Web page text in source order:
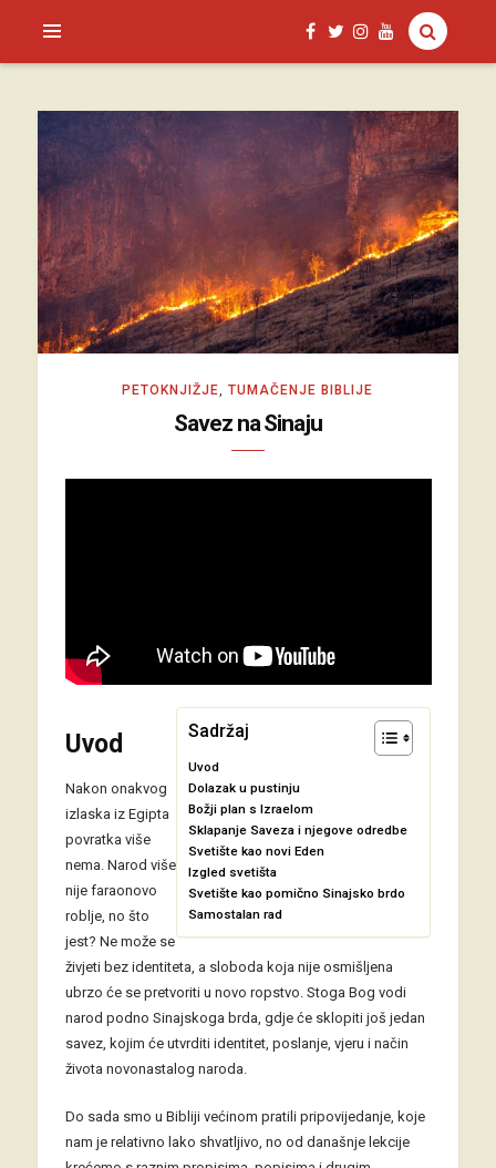
SAGUD.XYZ
PETOKNJIŽJE ,TUMAČENJE BIBLIJE
Savez na Sinaju
Sadržaj
Uvod
Dolazak u pustinju
Božji plan s Izraelom
Sklapanje Saveza i njegove odredbe
Svetište kao novi Eden
Izgled svetišta
Svetište kao pomično Sinajsko brdo
Samostalan rad
Uvod
Nakon onakvog
izlaska iz Egipta
povratka više
nema. Narod više
nije faraonovo
roblje, no što
jest? Ne može se
živjeti bez identiteta, a sloboda koja nije osmišljena
ubrzo će se pretvoriti u novo ropstvo. Stoga Bog vodi
narod podno Sinajskoga brda, gdje će sklopiti još jedan
savez, kojim će utvrditi identitet, poslanje, vjeru i način
života novonastalog naroda.
Do sada smo u Bibliji većinom pratili pripovijedanje, koje
nam je relativno lako shvatljivo, no od današnje lekcije